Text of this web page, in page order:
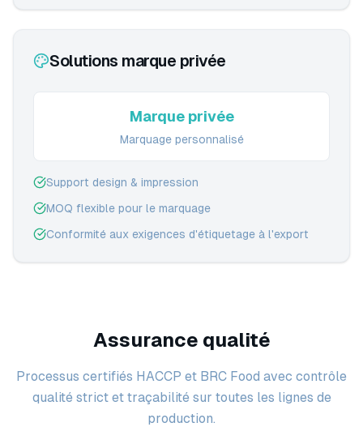
Solutions marque privée
Marque privée
Marquage personnalisé
Support design & impression
MOQ flexible pour le marquage
Conformité aux exigences d'étiquetage à l'export
Assurance qualité
Processus certifiés HACCP et BRC Food avec contrôle
qualité strict et traçabilité sur toutes les lignes de
production.